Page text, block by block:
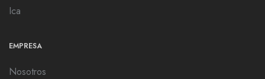
Ica
EMPRESA
Nosotros